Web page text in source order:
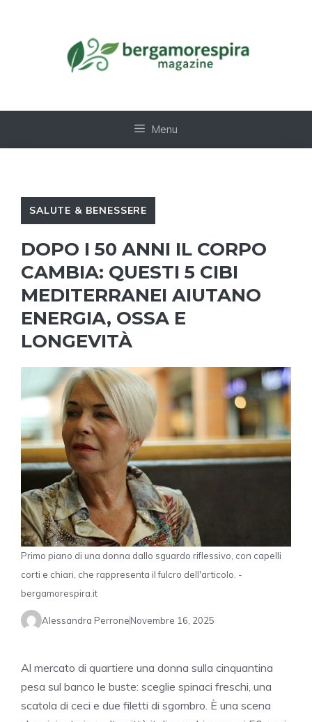
Menu
SALUTE & BENESSERE
DOPO I 50 ANNI IL CORPO
CAMBIA: QUESTI 5 CIBI
MEDITERRANEI AIUTANO
ENERGIA, OSSA E
LONGEVITÀ
Primo piano di una donna dallo sguardo riflessivo, con capelli
corti e chiari, che rappresenta il fulcro dell'articolo. -
bergamorespira.it
Alessandra PerroneNovembre 16, 2025
Al mercato di quartiere una donna sulla cinquantina
pesa sul banco le buste: sceglie spinaci freschi, una
scatola di ceci e due filetti di sgombro. È una scena